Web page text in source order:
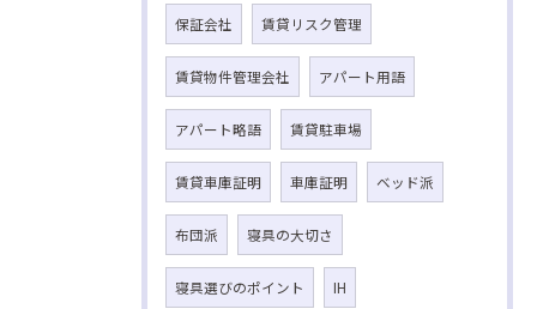
保証会社 賃貸リスク管理
賃貸物件管理会社 アパート用語
アパート略語 賃貸駐車場
賃貸車庫証明 車庫証明 ベッド派
布団派 寝具の大切さ
寝具選びのポイント IH